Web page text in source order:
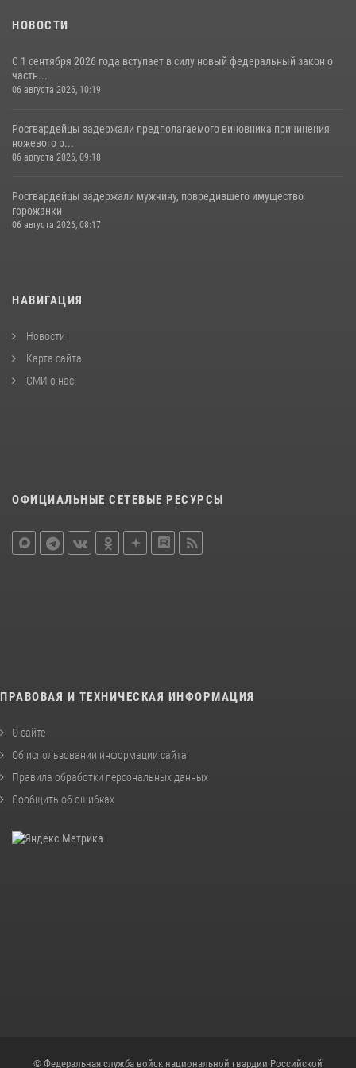
НОВОСТИ
С 1 сентября 2026 года вступает в силу новый федеральный закон о
частн...
06 августа 2026, 10:19
Росгвардейцы задержали предполагаемого виновника причинения
ножевого р...
06 августа 2026, 09:18
Росгвардейцы задержали мужчину, повредившего имущество
горожанки
06 августа 2026, 08:17
НАВИГАЦИЯ
Новости
Карта сайта
СМИ о нас
ОФИЦИАЛЬНЫЕ СЕТЕВЫЕ РЕСУРСЫ
ПРАВОВАЯ И ТЕХНИЧЕСКАЯ ИНФОРМАЦИЯ
О сайте
Об использовании информации сайта
Правила обработки персональных данных
Сообщить об ошибках
© Федеральная служба войск национальной гвардии Российской